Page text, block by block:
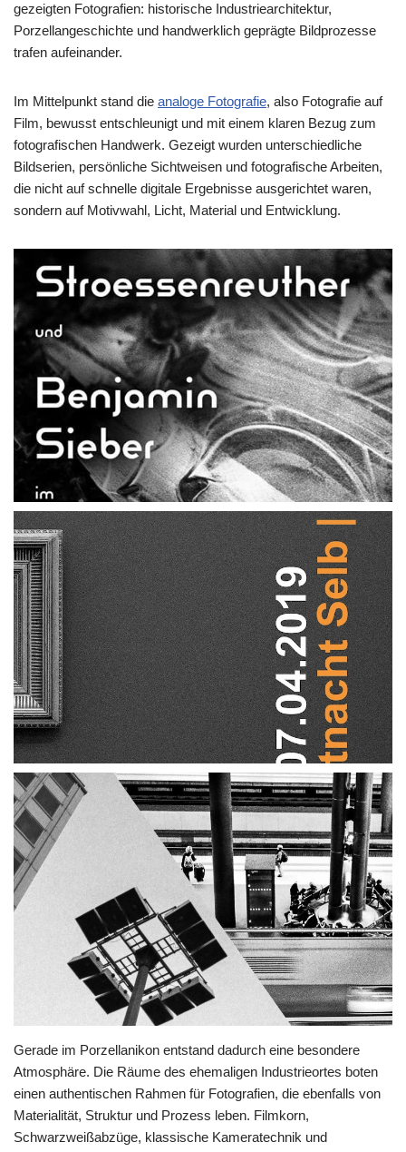
gezeigten Fotografien: historische Industriearchitektur,
Porzellangeschichte und handwerklich geprägte Bildprozesse
trafen aufeinander.
Im Mittelpunkt stand die analoge Fotografie, also Fotografie auf
Film, bewusst entschleunigt und mit einem klaren Bezug zum
fotografischen Handwerk. Gezeigt wurden unterschiedliche
Bildserien, persönliche Sichtweisen und fotografische Arbeiten,
die nicht auf schnelle digitale Ergebnisse ausgerichtet waren,
sondern auf Motivwahl, Licht, Material und Entwicklung.
Gerade im Porzellanikon entstand dadurch eine besondere
Atmosphäre. Die Räume des ehemaligen Industrieortes boten
einen authentischen Rahmen für Fotografien, die ebenfalls von
Materialität, Struktur und Prozess leben. Filmkorn,
Schwarzweißabzüge, klassische Kameratechnik und